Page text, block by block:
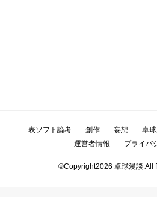
表ソフト論考 創作 妄想 卓
運営者情報
プライバ
©Copyright2026 卓球漫談 .All